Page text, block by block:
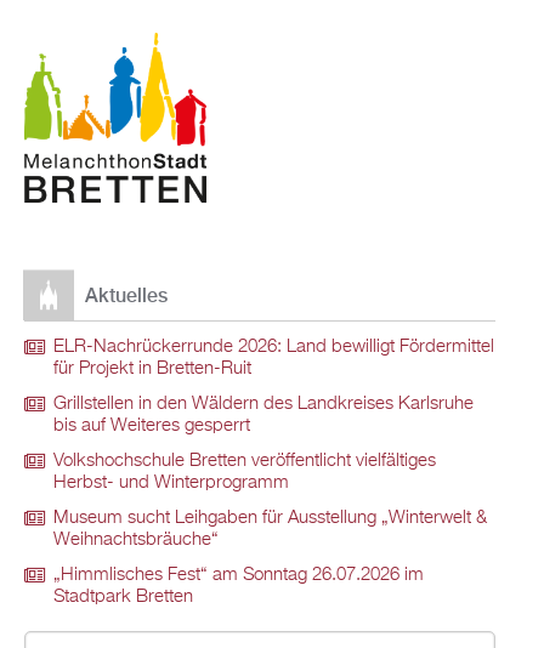
Aktuelles
ELR-Nachrückerrunde 2026: Land bewilligt Fördermittel
für Projekt in Bretten-Ruit
Grillstellen in den Wäldern des Landkreises Karlsruhe
bis auf Weiteres gesperrt
Volkshochschule Bretten veröffentlicht vielfältiges
Herbst- und Winterprogramm
Museum sucht Leihgaben für Ausstellung „Winterwelt &
Weihnachtsbräuche“
„Himmlisches Fest“ am Sonntag 26.07.2026 im
Stadtpark Bretten